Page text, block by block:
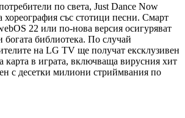
по света, Just Dance Now
хореография със стотици песни. Смарт
22 или по-нова версия осигуряват
богата библиотека. По случай
на LG TV ще получат ексклузивен
карта в играта, включваща вирусния хит
с десетки милиони стриймвания по